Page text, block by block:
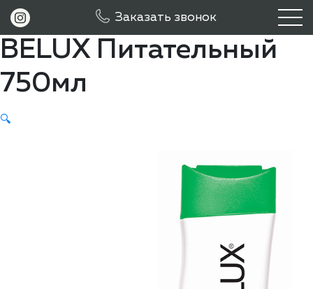
Заказать звонок
Шампунь для волос
ВELUX Питательный
750мл
🔍